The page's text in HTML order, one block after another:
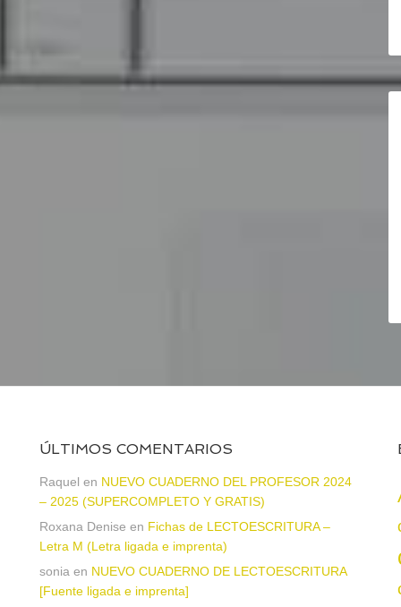
ÚLTIMOS COMENTARIOS
Raquel en NUEVO CUADERNO DEL PROFESOR 2024
– 2025 (SUPERCOMPLETO Y GRATIS)
Roxana Denise en Fichas de LECTOESCRITURA –
Letra M (Letra ligada e imprenta)
sonia en NUEVO CUADERNO DE LECTOESCRITURA
[Fuente ligada e imprenta]